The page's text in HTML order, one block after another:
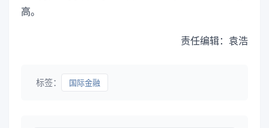
高。
责任编辑：袁浩
标签： 国际金融